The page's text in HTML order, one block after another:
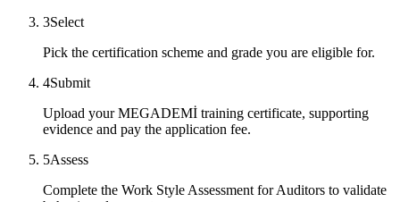
3Select
Pick the certification scheme and grade you are eligible for.
4Submit
Upload your MEGADEMİ training certificate, supporting
evidence and pay the application fee.
5Assess
Complete the Work Style Assessment for Auditors to validate